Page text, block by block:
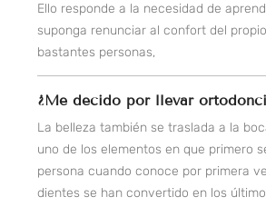
Ello responde a la necesidad de
suponga renunciar al confort del
bastantes personas,
¿Me decido por llevar
La belleza también se traslada a la
uno de los elementos en que primero
persona cuando conoce por primera
dientes se han convertido en los